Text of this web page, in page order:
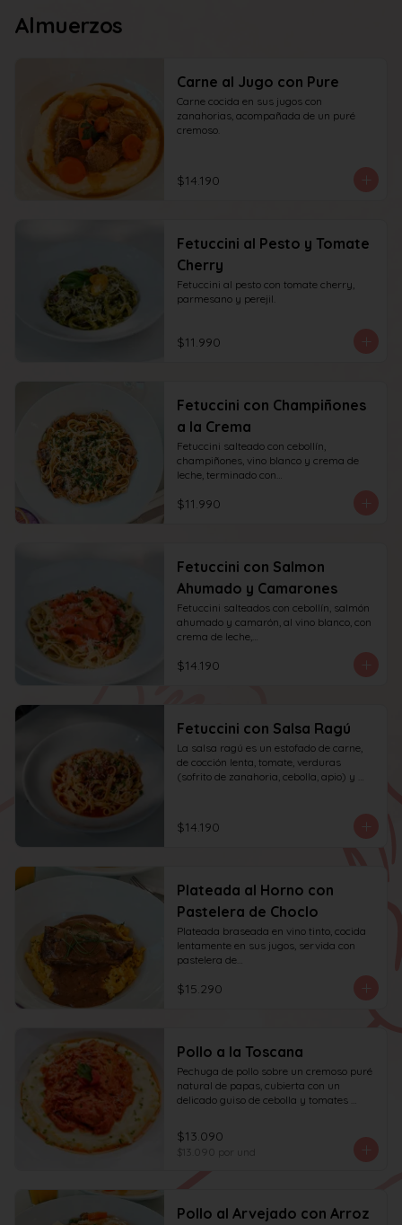
Almuerzos
Carne al Jugo con Pure
Carne cocida en sus jugos con
zanahorias, acompañada de un puré
cremoso.
$14.190
Fetuccini al Pesto y Tomate
Cherry
Fetuccini al pesto con tomate cherry,
parmesano y perejil.
$11.990
Fetuccini con Champiñones
a la Crema
Fetuccini salteado con cebollín,
champiñones, vino blanco y crema de
leche, terminado con
$11.990
Fetuccini con Salmon
Ahumado y Camarones
Fetuccini salteados con cebollín, salmón
ahumado y camarón, al vino blanco, con
crema de leche,
$14.190
Fetuccini con Salsa Ragú
La salsa ragú es un estofado de carne,
de cocción lenta, tomate, verduras
(sofrito de zanahoria, cebolla, apio) y
$14.190
Plateada al Horno con
Pastelera de Choclo
Plateada braseada en vino tinto, cocida
lentamente en sus jugos, servida con
pastelera de
$15.290
Pollo a la Toscana
Pechuga de pollo sobre un cremoso puré
natural de papas, cubierta con un
delicado guiso de cebolla y tomates
blanco y fondo de verduras.
$13.090
$13.090 por und
Pollo al Arvejado con Arroz